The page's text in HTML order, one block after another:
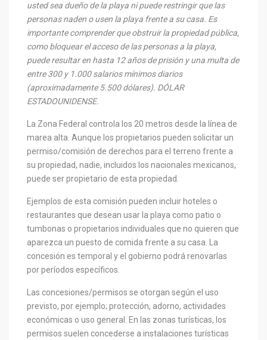
usted sea dueño de la playa ni puede restringir que las
personas naden o usen la playa frente a su casa. Es
importante comprender que obstruir la propiedad pública,
como bloquear el acceso de las personas a la playa,
puede resultar en hasta 12 años de prisión y una multa de
entre 300 y 1.000 salarios mínimos diarios
(aproximadamente 5.500 dólares). DÓLAR
ESTADOUNIDENSE.
La Zona Federal controla los 20 metros desde la línea de
marea alta. Aunque los propietarios pueden solicitar un
permiso/comisión de derechos para el terreno frente a
su propiedad, nadie, incluidos los nacionales mexicanos,
puede ser propietario de esta propiedad.
Ejemplos de esta comisión pueden incluir hoteles o
restaurantes que desean usar la playa como patio o
tumbonas o propietarios individuales que no quieren que
aparezca un puesto de comida frente a su casa. La
concesión es temporal y el gobierno podrá renovarlas
por períodos específicos.
Las concesiones/permisos se otorgan según el uso
previsto, por ejemplo; protección, adorno, actividades
económicas o uso general. En las zonas turísticas, los
permisos suelen concederse a instalaciones turísticas